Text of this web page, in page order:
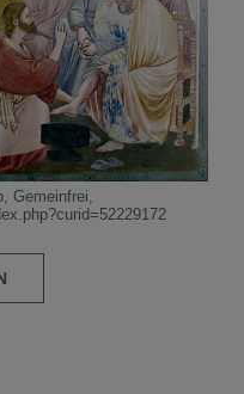
Gemeinfrei,